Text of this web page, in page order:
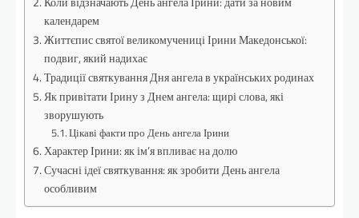
календарем
Життєпис святої великомучениці Ірини Македонської:
подвиг, який надихає
Традиції святкування Дня ангела в українських родинах
Як привітати Ірину з Днем ангела: щирі слова, які
зворушують
Цікаві факти про День ангела Ірини
Характер Ірини: як ім’я впливає на долю
Сучасні ідеї святкування: як зробити День ангела
особливим